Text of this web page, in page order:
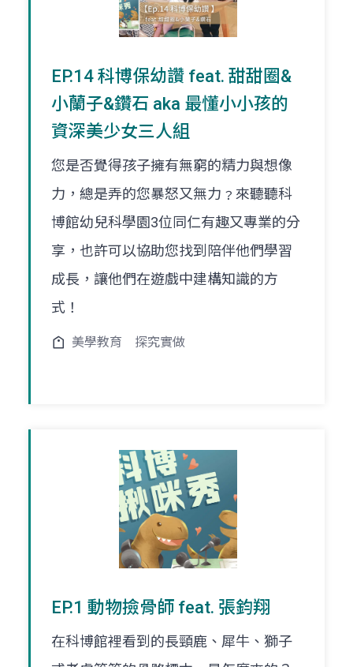
EP.14 科博保幼讚 feat. 甜甜圈&
小蘭子&鑽石 aka 最懂小小孩的
資深美少女三人組
您是否覺得孩子擁有無窮的精力與想像
力，總是弄的您暴怒又無力﹖來聽聽科
博館幼兒科學園3位同仁有趣又專業的分
享，也許可以協助您找到陪伴他們學習
成長，讓他們在遊戲中建構知識的方
式！
美學教育 探究實做
EP.1 動物撿骨師 feat. 張鈞翔
在科博館裡看到的長頸鹿、犀牛、獅子